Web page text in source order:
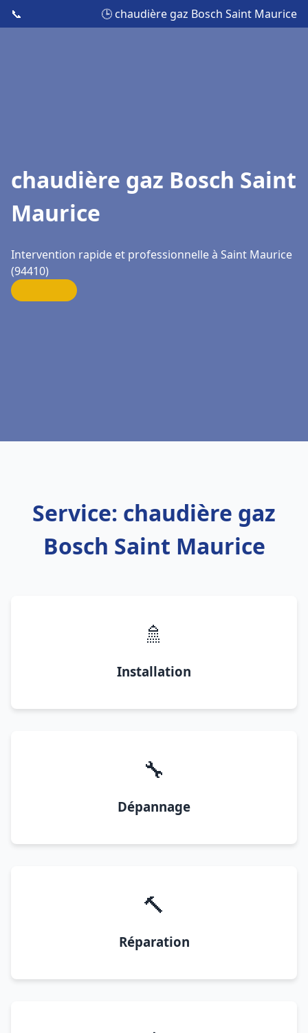
📞 🕒 chaudière gaz Bosch Saint Maurice
chaudière gaz Bosch Saint
Maurice
Intervention rapide et professionnelle à Saint Maurice
(94410)
Service: chaudière gaz
Bosch Saint Maurice
🚿
Installation
🔧
Dépannage
🔨
Réparation